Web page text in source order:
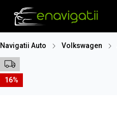
Navigatii Auto Volkswagen
16%